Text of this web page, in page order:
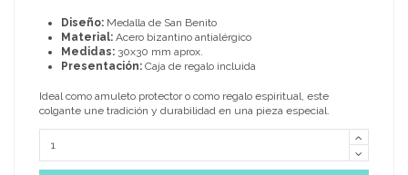
Diseño: Medalla de San Benito
Material: Acero bizantino antialérgico
Medidas: 30x30 mm aprox.
Presentación: Caja de regalo incluida
Ideal como amuleto protector o como regalo espiritual, este
colgante une tradición y durabilidad en una pieza especial.